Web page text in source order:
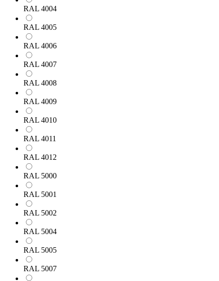
RAL 4004
RAL 4005
RAL 4006
RAL 4007
RAL 4008
RAL 4009
RAL 4010
RAL 4011
RAL 4012
RAL 5000
RAL 5001
RAL 5002
RAL 5004
RAL 5005
RAL 5007